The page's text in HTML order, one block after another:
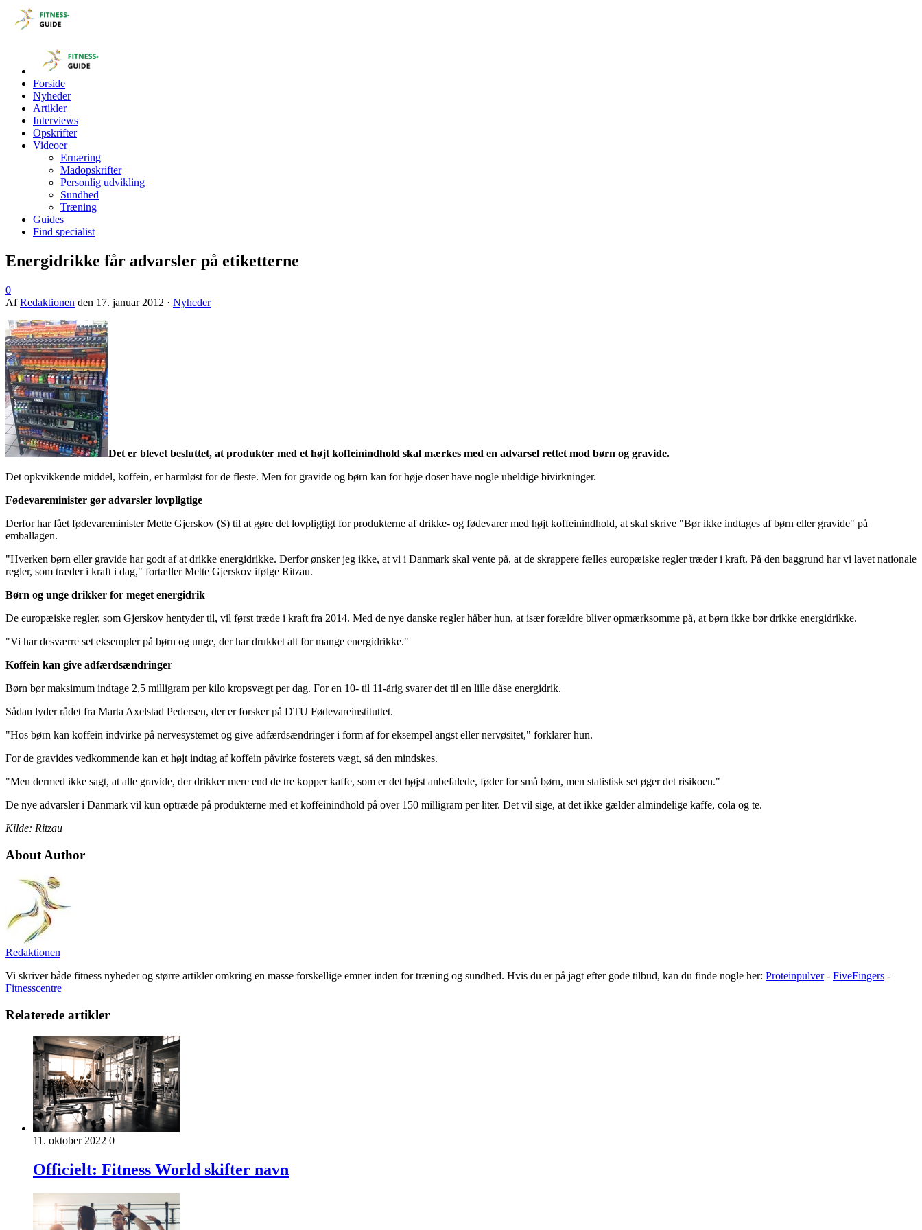
Forside
Nyheder
Artikler
Interviews
Opskrifter
Videoer
Ernæring
Madopskrifter
Personlig udvikling
Sundhed
Træning
Guides
Find specialist
Energidrikke får advarsler på etiketterne
0
AfRedaktionen den 17. januar 2012 · Nyheder
Det er blevet besluttet, at produkter med et højt koffeinindhold skal mærkes med en advarsel rettet mod børn og gravide.
Det opkvikkende middel, koffein, er harmløst for de fleste. Men for gravide og børn kan for høje doser have nogle uheldige bivirkninger.
Fødevareminister gør advarsler lovpligtige
Derfor har fået fødevareminister Mette Gjerskov (S) til at gøre det lovpligtigt for produkterne af drikke- og fødevarer med højt koffeinindhold, at skal skrive "Bør ikke indtages af børn eller gravide" på
emballagen.
"Hverken børn eller gravide har godt af at drikke energidrikke. Derfor ønsker jeg ikke, at vi i Danmark skal vente på, at de skrappere fælles europæiske regler træder i kraft. På den baggrund har vi lavet nationale
regler, som træder i kraft i dag," fortæller Mette Gjerskov ifølge Ritzau.
Børn og unge drikker for meget energidrik
De europæiske regler, som Gjerskov hentyder til, vil først træde i kraft fra 2014. Med de nye danske regler håber hun, at især forældre bliver opmærksomme på, at børn ikke bør drikke energidrikke.
"Vi har desværre set eksempler på børn og unge, der har drukket alt for mange energidrikke."
Koffein kan give adfærdsændringer
Børn bør maksimum indtage 2,5 milligram per kilo kropsvægt per dag. For en 10- til 11-årig svarer det til en lille dåse energidrik.
Sådan lyder rådet fra Marta Axelstad Pedersen, der er forsker på DTU Fødevareinstituttet.
"Hos børn kan koffein indvirke på nervesystemet og give adfærdsændringer i form af for eksempel angst eller nervøsitet," forklarer hun.
For de gravides vedkommende kan et højt indtag af koffein påvirke fosterets vægt, så den mindskes.
"Men dermed ikke sagt, at alle gravide, der drikker mere end de tre kopper kaffe, som er det højst anbefalede, føder for små børn, men statistisk set øger det risikoen."
De nye advarsler i Danmark vil kun optræde på produkterne med et koffeinindhold på over 150 milligram per liter. Det vil sige, at det ikke gælder almindelige kaffe, cola og te.
Kilde: Ritzau
About Author
Redaktionen
Vi skriver både fitness nyheder og større artikler omkring en masse forskellige emner inden for træning og sundhed. Hvis du er på jagt efter gode tilbud, kan du finde nogle her: Proteinpulver- FiveFingers -
Fitnesscentre
Relaterede artikler
11. oktober 2022 0
Officielt: Fitness World skifter navn